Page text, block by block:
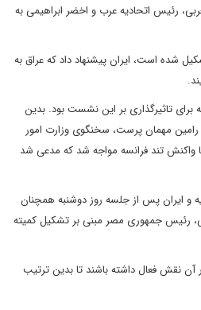
رئیس اتحادیه عرب و اخضر ابراهیمی به
شده است، ایران پیشنهاد داد که عراق به
برای تاثیرگذاری بر این نشست بود. بدین
مهمان پرست، سخنگوی وزارت امور
با واکنش تند فرانسه مواجه شد که مدعی شد
و ایران پس از جلسه روز دوشنبه همچنان
رئیس جمهوری مصر مبنی بر تشکیل کمیته
آن نقش فعال داشته باشند تا بدین ترتیب